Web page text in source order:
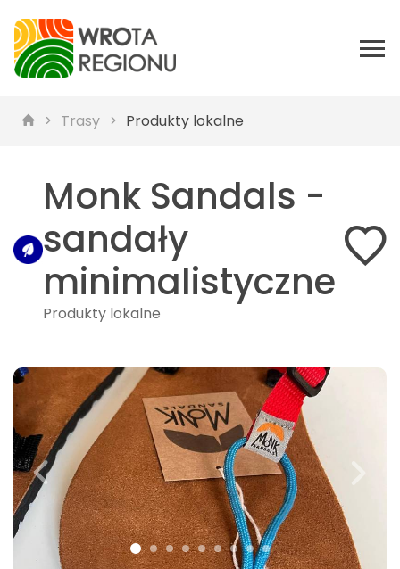
Trasy Produkty lokalne
Monk Sandals -
sandały
minimalistyczne
Produkty lokalne